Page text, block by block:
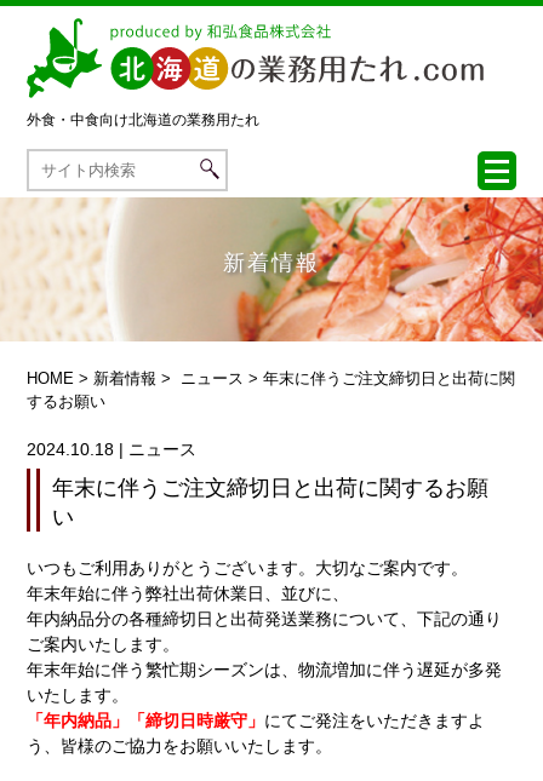
外食・中食向け北海道の業務用たれ
新着情報
HOME > 新着情報 > ニュース > 年末に伴うご注文締切日と出荷に関
するお願い
2024.10.18 | ニュース
年末に伴うご注文締切日と出荷に関するお願
い
いつもご利用ありがとうございます。大切なご案内です。
年末年始に伴う弊社出荷休業日、並びに、
年内納品分の各種締切日と出荷発送業務について、下記の通り
ご案内いたします。
年末年始に伴う繁忙期シーズンは、物流増加に伴う遅延が多発
いたします。
「年内納品」「締切日時厳守」 にてご発注をいただきますよ
う、皆様のご協力をお願いいたします。